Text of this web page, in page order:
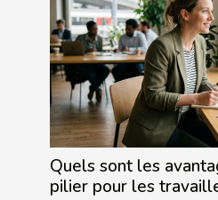
Quels sont les
pilier pour les